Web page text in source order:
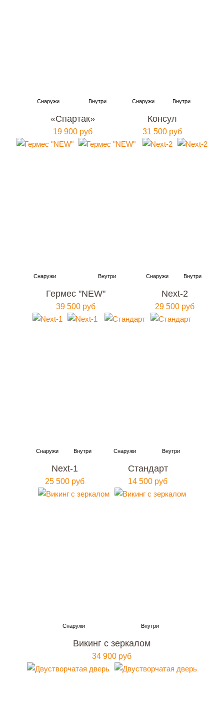
«Спартак»
19 900 руб
Консул
31 500 руб
Гермес "NEW"
39 500 руб
Next-2
29 500 руб
Next-1
25 500 руб
Стандарт
14 500 руб
Викинг с зеркалом
34 900 руб